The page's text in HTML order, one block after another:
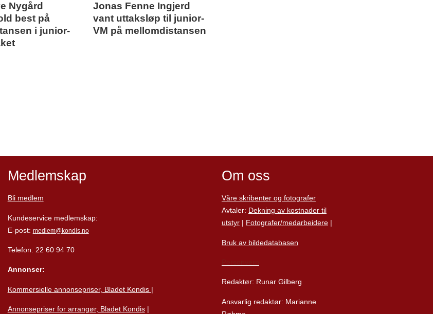
Nygård
best på
i junior-
Jonas Fenne Ingjerd
vant uttaksløp til junior-
VM på mellomdistansen
Medlemskap
Bli medlem
Kundeservice medlemskap:
E-post: medlem@kondis.no
Telefon: 22 60 94 70
Annonser:
Kommersielle annonsepriser, Bladet Kondis |
Annonsepriser for arrangør, Bladet Kondis|
Om oss
Våre skribenter og fotografer
Avtaler: Dekning av kostnader til
utstyr| Fotografer/medarbeidere|
Bruk av bildedatabasen
Redaktør: Runar Gilberg
Ansvarlig redaktør: Marianne